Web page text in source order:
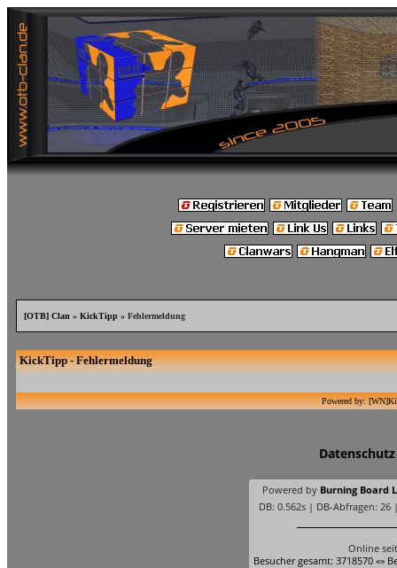
[OTB] Clan » KickTipp» Fehlermeldung
KickTipp - Fehlermeldung
Powered by:
Datenschutz
Powered by Burning Board
DB: 0.562s | DB-Abfragen: 26
Online
Besucher gesamt: 3718570 «»